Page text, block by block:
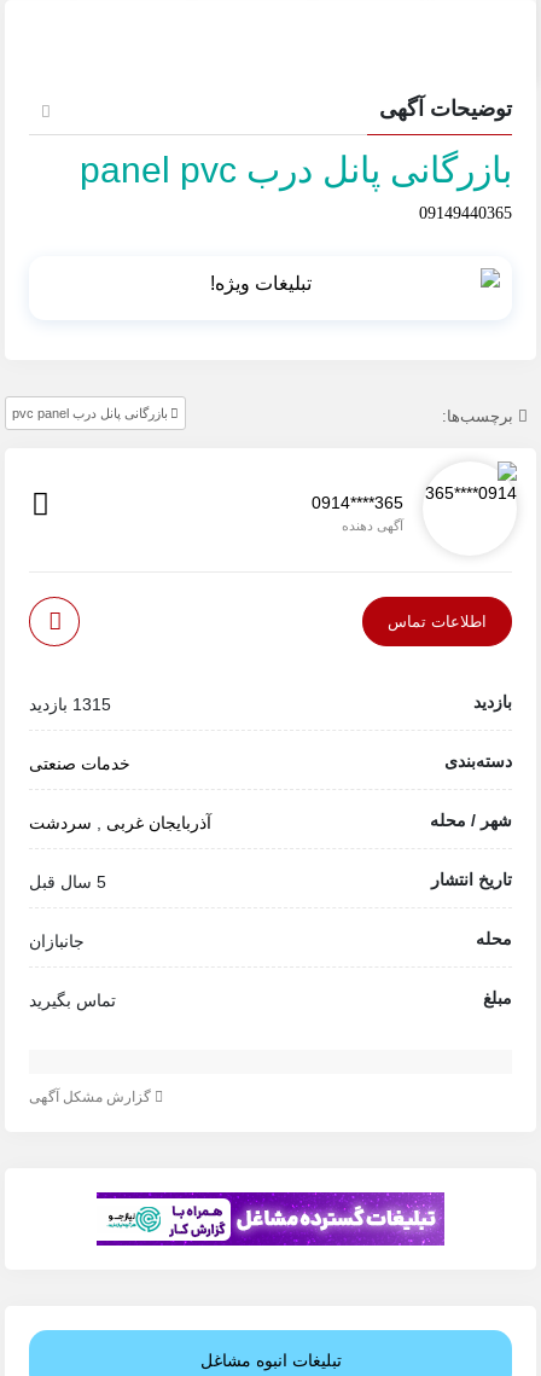
توضیحات آگهی
بازرگانی پانل درب panel pvc
09149440365
برچسب‌ها: بازرگانی پانل درب pvc panel
0914****365
آگهی دهنده
اطلاعات تماس
بازدید 1315 بازدید
دسته‌بندی خدمات صنعتی
شهر / محله آذربایجان غربی سردشت
تاریخ انتشار 5 سال قبل
محله جانبازان
مبلغ تماس بگیرید
گزارش مشکل آگهی
تبلیغات انبوه مشاغل